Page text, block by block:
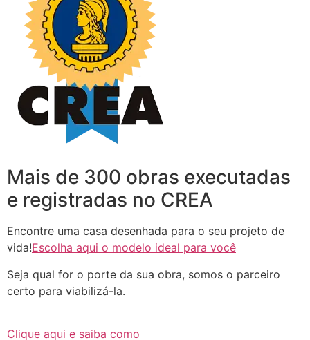
Mais de 300 obras executadas
e registradas no CREA
Encontre uma casa desenhada para o seu projeto de
vida!Escolha aqui o modelo ideal para você
Seja qual for o porte da sua obra, somos o parceiro
certo para viabilizá-la.
Clique aqui e saiba como